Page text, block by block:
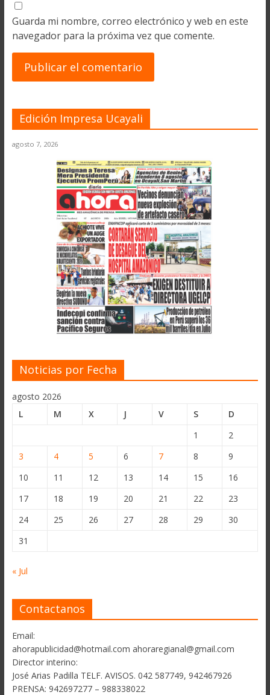
Guarda mi nombre, correo electrónico y web en este
navegador para la próxima vez que comente.
Edición Impresa Ucayali
agosto 7, 2026
Noticias por Fecha
agosto 2026
L
M X J V S
D
1
2
3
4 5 6 7 8
9
10
11 12 13 14 15
16
17
18 19 20 21 22
23
24
25 26 27 28 29
30
31
« Jul
Contactanos
Email:
ahorapublicidad@hotmail.com ahoraregianal@gmail.com
Director interino:
José Arias Padilla TELF. AVISOS. 042 587749, 942467926
PRENSA: 942697277 – 988338022